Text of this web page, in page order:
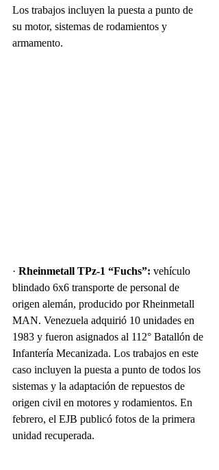
Los trabajos incluyen la puesta a punto de
su motor, sistemas de rodamientos y
armamento.
· Rheinmetall TPz-1 “Fuchs”: vehículo
blindado 6x6 transporte de personal de
origen alemán, producido por Rheinmetall
MAN. Venezuela adquirió 10 unidades en
1983 y fueron asignados al 112° Batallón de
Infantería Mecanizada. Los trabajos en este
caso incluyen la puesta a punto de todos los
sistemas y la adaptación de repuestos de
origen civil en motores y rodamientos. En
febrero, el EJB publicó fotos de la primera
unidad recuperada.